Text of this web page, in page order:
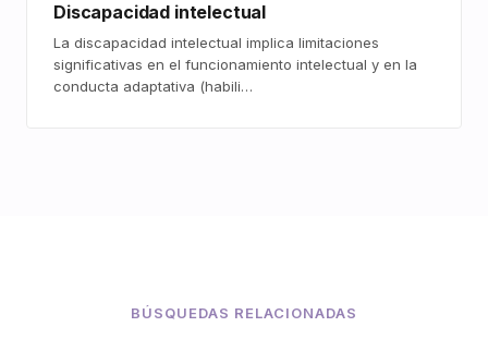
Discapacidad intelectual
La discapacidad intelectual implica limitaciones
significativas en el funcionamiento intelectual y en la
conducta adaptativa (habili…
BÚSQUEDAS RELACIONADAS